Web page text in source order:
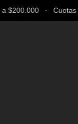
∙ Cuotas